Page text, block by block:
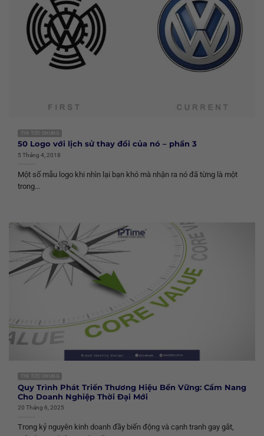
TIN TỨC CHUNG
50 Logo với lịch sử thay đổi của nó – phần 3
5 Tháng 4, 2018
Một số mẫu logo khi nhìn lại bạn khó mà nhận ra nó đã từng là một
trong...
TIN TỨC CHUNG
Quy Trình Phát Triển Thương Hiệu Bền Vững: Cẩm Nang
Cho Doanh Nghiệp Thời Đại Mới
20 Tháng 6, 2025
Trong kỷ nguyên kinh doanh đầy biến động và cạnh tranh gay gắt,